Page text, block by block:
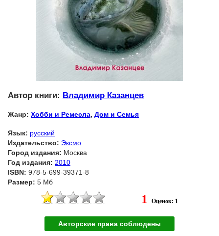
Автор книги: Владимир Казанцев
Жанр: Хобби и Ремесла, Дом и Семья
Язык: русский
Издательство: Эксмо
Город издания: Москва
Год издания: 2010
ISBN: 978-5-699-39371-8
Размер: 5 Мб
1 Оценок: 1
Авторские права соблюдены